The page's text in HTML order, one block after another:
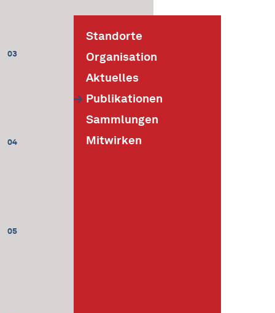
03
04
05
Standorte
Organisation
Aktuelles
Publikationen
Sammlungen
Mitwirken